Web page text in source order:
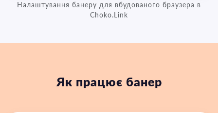
Налаштування банеру для вбудованого браузера в
Choko.Link
Як працює банер